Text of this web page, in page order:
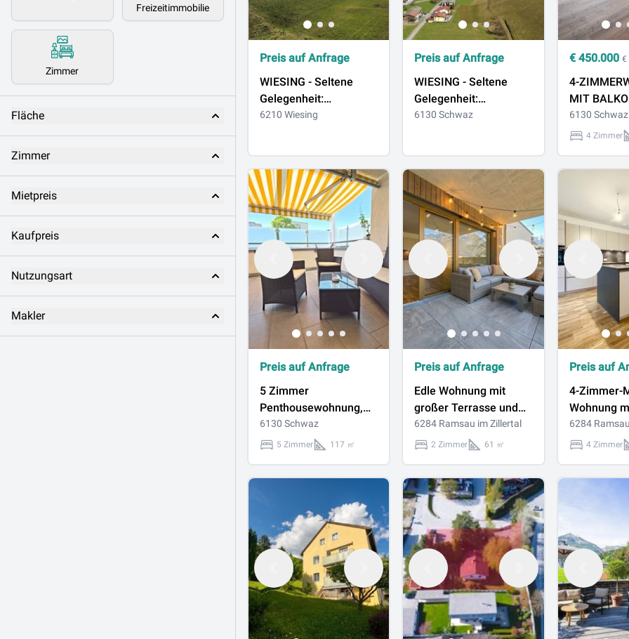
Freizeitimmobilie
Zimmer
Fläche
Zimmer
Mietpreis
Kaufpreis
Nutzungsart
Makler
Preis auf Anfrage
WIESING - Seltene
Gelegenheit:
Baugrundstück in
6210 Wiesing
Preis auf Anfrage
WIESING - Seltene
Gelegenheit:
Baugrundstück in
6130 Schwaz
€ 450.000 €
4-
MIT
6130 Schwaz
4 Zimmer
Preis auf Anfrage
5 Zimmer
Penthousewohnung,
ZENTRAL, Top Lage in
Schwaz
6130 Schwaz
5 Zimmer 117 ㎡
Preis auf Anfrage
Edle Wohnung mit
großer Terrasse und
Bergblick
6284 Ramsau im Zillertal
2 Zimmer 61 ㎡
Preis auf
4-Zimmer-
Wohnung
Zillertaler
6284
4 Zimmer